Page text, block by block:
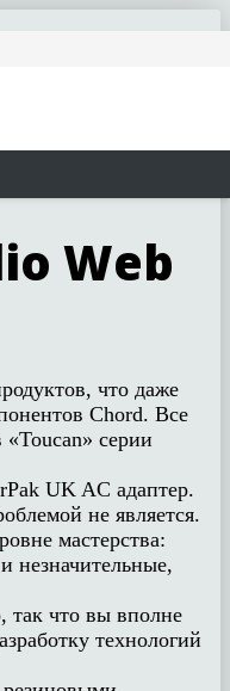
Web
что даже
Chord. Все
серии
UK AC адаптер.
не является.
мастерства:
незначительные,
так что вы вполне
технологий